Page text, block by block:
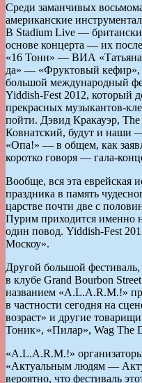
Среди заманчивых
американские
В Stadium Live —
основе концерта — их
«16 Тонн» — ВИА
да» — «Фруктовый
большой международный
Yiddish-Fest 2012, который
прекрасных музыкантов-
пойти. Дэвид Кракауэр,
Ковнатский, будут и наши
«Опа!» — в общем, как
коротко говоря — гала-
Вообще, вся эта еврейская
праздника в память
царстве почти две с
Пурим приходится именно
один повод. Yiddish-Fest
Москоу».
Другой большой
в клубе Grand Bourbon
названием «A.L.A.R.M.!»
в частности сегодня на
возраст» и другие
Тоник», «Пилар», Wag The
«A.L.A.R.M.!»
«Актуальным людям —
вероятно, что фестиваль